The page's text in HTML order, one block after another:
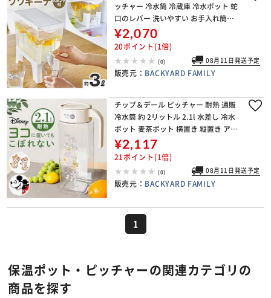
ッチャー 冷水筒 冷蔵庫 冷水ポット 蛇
口のレバー 洗いやすい お手入れ簡単
大容量 お茶 お水 麦茶 麦茶ポット 麦茶
サーバー 冷蔵庫ポット おしゃれ かわ
¥2,070
20ポイント(1倍)
(0) 08月11日発送予定
販売元： BACKYARD FAMILY
チップ＆デール ピッチャー 耐熱 通販
冷水筒 約 2リットル 2.1l 水差し 冷水
ポット 麦茶ポット 横置き 縦置き アス
ベル ドリンクビオ 大容量 おしゃれ キ
ャラクター グッズ 洗いやすい 清
¥2,117
21ポイント(1倍)
(0) 08月11日発送予定
販売元： BACKYARD FAMILY
1
保温ポット・ピッチャーの関連カテゴリの
商品を探す